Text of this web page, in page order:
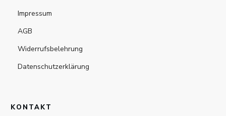
Impressum
AGB
Widerrufsbelehrung
Datenschutzerklärung
KONTAKT